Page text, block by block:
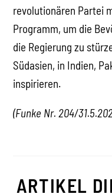
revolutionären Partei
Programm, um die
die Regierung zu
Südasien, in Indien,
inspirieren.
(Funke Nr. 204/
ARTIKEL